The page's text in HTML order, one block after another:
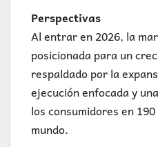
Perspectivas
Al entrar en 2026, la
posicionada para un
respaldado por la
ejecución enfocada y
los consumidores en
mundo.